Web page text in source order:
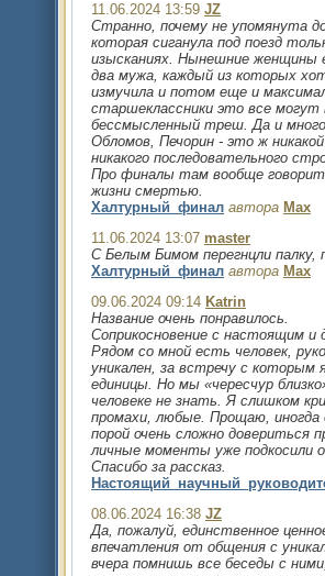
11.06.2024 13:59 JZ
Странно, почему не упомянута
которая сиганула под поезд
изысканиях. Нынешние женщины
два мужа, каждый из которых
измучила и потом еще и
старшеклассники это все могут
бессмысленный треш. Да и
Обломов, Печорин - это ж
никакого последовательного
Про финалы там вообще
жизни смертью.
Халтурный_финал автора Max
11.06.2024 13:07 master
С Белым Бимом перегнцли палку,
Халтурный_финал автора Max
09.06.2024 09:14 Katrin
Название очень понравилось.
Соприкосновение с настоящим и
Рядом со мной есть человек,
уникален, за встречу с которым
единицы. Но мы «чересчур
человеке не знать. Я слишком
промахи, любые. Прощаю,
порой очень сложно довериться
личные моменты уже подкосили
Спасибо за рассказ.
08.06.2024 16:38 JZ
Да, пожалуй, единственное
впечатления от общения с
вчера помнишь все беседы с